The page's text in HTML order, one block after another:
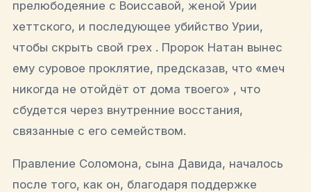
прелюбодеяние с Воиссавой, женой Урии
хеттского, и последующее убийство Урии,
чтобы скрыть свой грех . Пророк Натан вынес
ему суровое проклятие, предсказав, что «меч
никогда не отойдёт от дома твоего» , что
сбудется через внутренние восстания,
связанные с его семейством.
Правление Соломона, сына Давида, началось
после того, как он, благодаря поддержке